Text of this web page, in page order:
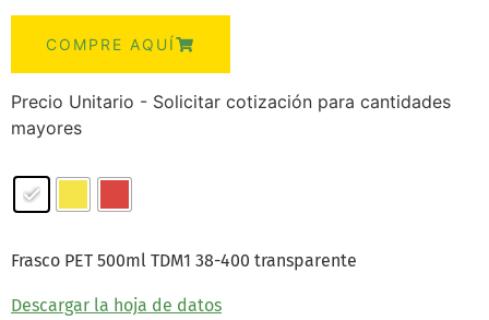
COMPRE AQUÍ
Precio Unitario - Solicitar cotización para cantidades
mayores
Frasco PET 500ml TDM1 38-400 transparente
Descargar la hoja de datos